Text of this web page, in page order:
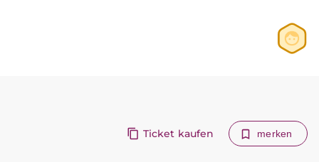
Ticket kaufen merken